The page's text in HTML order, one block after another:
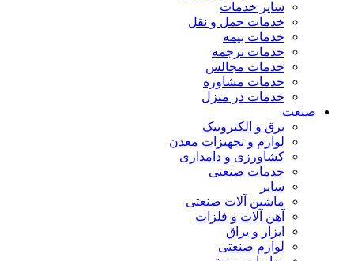
سایر خدمات
خدمات حمل و نقل
خدمات بیمه
خدمات ترجمه
خدمات مجالس
خدمات مشاوره
خدمات در منزل
صنعت
برق و الکترونیک
لوازم و تجهیزات معدن
کشاورزی و دامداری
خدمات صنعتی
سایر
ماشین آلات صنعتی
آهن آلات و فلزات
ابزار و یراق
لوازم صنعتی